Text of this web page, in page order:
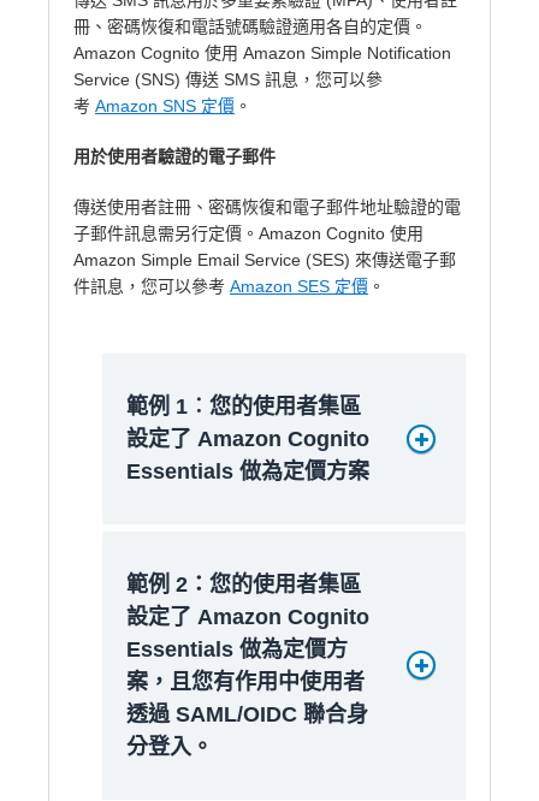
冊、密碼恢復和電話號碼驗證適用各自的定價。
Amazon Cognito 使用 Amazon Simple Notification
Service (SNS) 傳送 SMS 訊息，您可以參
考 Amazon SNS 定價 。
用於使用者驗證的電子郵件
傳送使用者註冊、密碼恢復和電子郵件地址驗證的電
子郵件訊息需另行定價。Amazon Cognito 使用
Amazon Simple Email Service (SES) 來傳送電子郵
件訊息，您可以參考 Amazon SES 定價 。
範例 1︰您的使用者集區
設定了 Amazon Cognito
Essentials 做為定價方案
範例 2：您的使用者集區
設定了 Amazon Cognito
Essentials 做為定價方
案，且您有作用中使用者
透過 SAML/OIDC 聯合身
分登入。